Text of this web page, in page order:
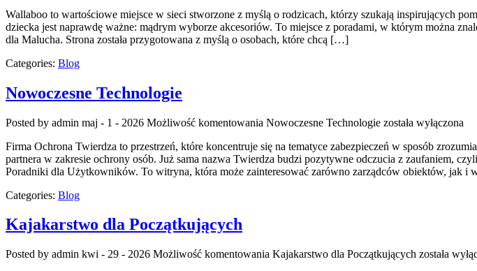
Wallaboo to wartościowe miejsce w sieci stworzone z myślą o rodzicach, którzy szukają inspirujących
dziecka jest naprawdę ważne: mądrym wyborze akcesoriów. To miejsce z poradami, w którym można
dla Malucha. Strona została przygotowana z myślą o osobach, które chcą […]
Categories: Blog
Nowoczesne Technologie
Posted by admin maj - 1 - 2026 Możliwość komentowania Nowoczesne Technologie została wyłączona
Firma Ochrona Twierdza to przestrzeń, które koncentruje się na tematyce zabezpieczeń w sposób
partnera w zakresie ochrony osób. Już sama nazwa Twierdza budzi pozytywne odczucia z zaufaniem,
Poradniki dla Użytkowników. To witryna, która może zainteresować zarówno zarządców obiektów, jak i
Categories: Blog
Kajakarstwo dla Początkujących
Posted by admin kwi - 29 - 2026 Możliwość komentowania Kajakarstwo dla Początkujących została